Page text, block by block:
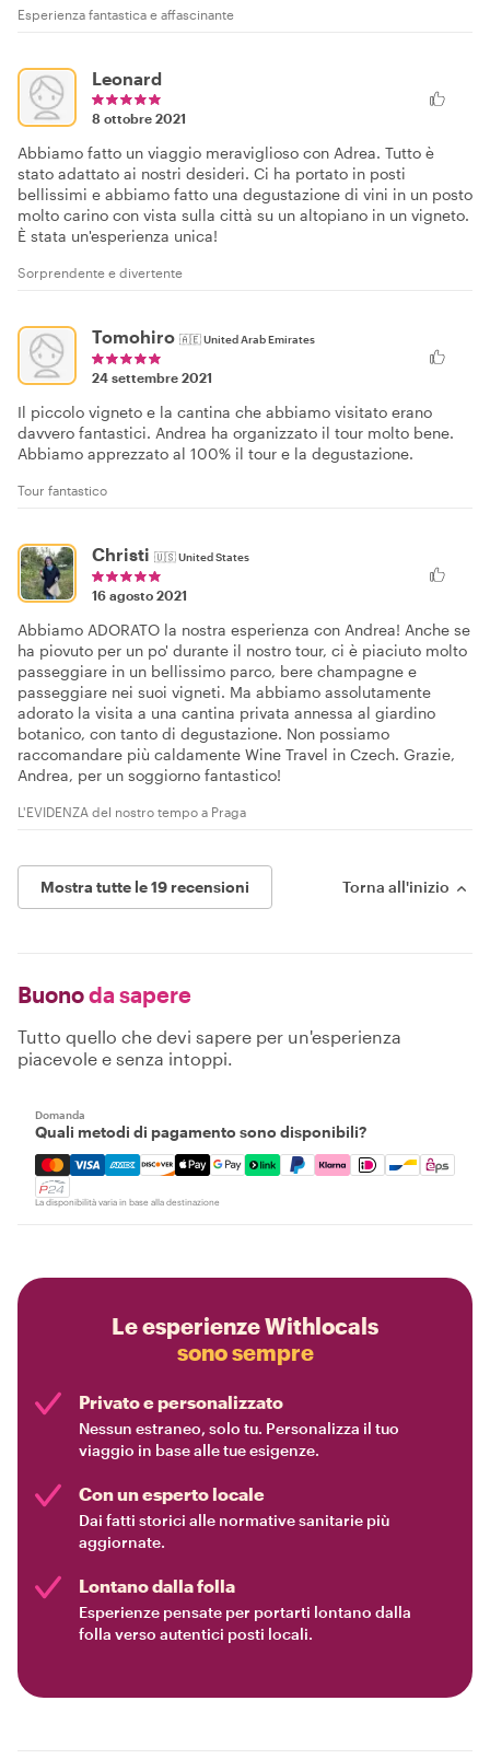
Esperienza fantastica e affascinante
Leonard
8 ottobre 2021
Abbiamo fatto un viaggio meraviglioso con Adrea. Tutto è
stato adattato ai nostri desideri. Ci ha portato in posti
bellissimi e abbiamo fatto una degustazione di vini in un posto
molto carino con vista sulla città su un altopiano in un vigneto.
È stata un'esperienza unica!
Sorprendente e divertente
Tomohiro 🇦🇪United Arab Emirates
24 settembre 2021
Il piccolo vigneto e la cantina che abbiamo visitato erano
davvero fantastici. Andrea ha organizzato il tour molto bene.
Abbiamo apprezzato al 100% il tour e la degustazione.
Tour fantastico
Christi 🇺🇸United States
16 agosto 2021
Abbiamo ADORATO la nostra esperienza con Andrea! Anche se
ha piovuto per un po' durante il nostro tour, ci è piaciuto molto
passeggiare in un bellissimo parco, bere champagne e
passeggiare nei suoi vigneti. Ma abbiamo assolutamente
adorato la visita a una cantina privata annessa al giardino
botanico, con tanto di degustazione. Non possiamo
raccomandare più caldamente Wine Travel in Czech. Grazie,
Andrea, per un soggiorno fantastico!
L'EVIDENZA del nostro tempo a Praga
Mostra tutte le 19 recensioni Torna all'inizio
Buonoda sapere
Tutto quello che devi sapere per un'esperienza
piacevole e senza intoppi.
Domanda
Quali metodi di pagamento sono disponibili?
Mastercard, Visa, Amex, Discover, Apple Pay, Google
La disponibilità varia in base alla destinazione
Le esperienze Withlocals
sono sempre
Privato e personalizzato
Nessun estraneo, solo tu. Personalizza il tuo
viaggio in base alle tue esigenze.
Con un esperto locale
Dai fatti storici alle normative sanitarie più
aggiornate.
Lontano dalla folla
Esperienze pensate per portarti lontano dalla
folla verso autentici posti locali.